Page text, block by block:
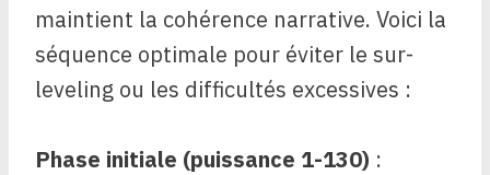
maintient la cohérence narrative. Voici la
séquence optimale pour éviter le sur-
leveling ou les difficultés excessives :
Phase initiale (puissance 1-130) :